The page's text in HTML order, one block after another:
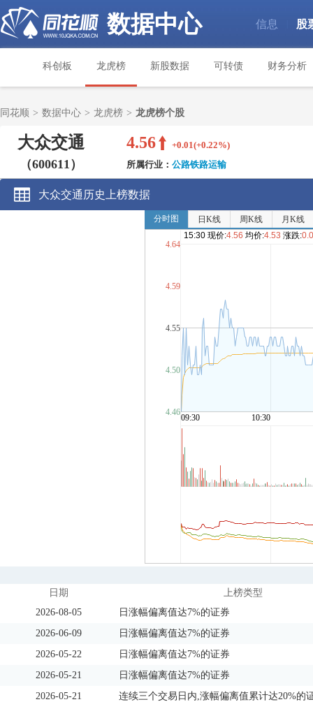
数据中心 信息 股
科创板 龙虎榜 新股数据 可转债 财务分析
同花顺 > 数据中心 > 龙虎榜 > 龙虎榜个股
大众交通
（600611）
4.56
+0.01(+0.22%)
所属行业： 公路铁路运输
大众交通历史上榜数据
日期
上榜类型
2026-08-05
日涨幅偏离值达7%的证券
2026-06-09
日涨幅偏离值达7%的证券
2026-05-22
日涨幅偏离值达7%的证券
2026-05-21
日涨幅偏离值达7%的证券
2026-05-21
连续三个交易日内,涨幅偏离值累计达20%的